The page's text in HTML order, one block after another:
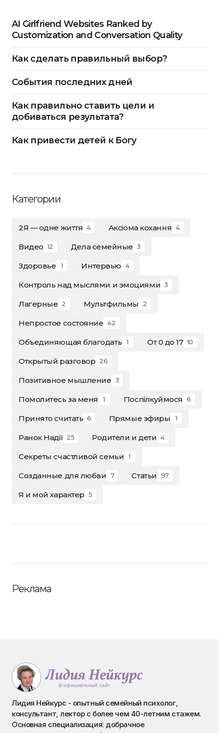
AI Girlfriend Websites Ranked by
Customization and Conversation Quality
Как сделать правильный выбор?
События последних дней
Как правильно ставить цели и
добиваться результата?
Как привести детей к Богу
Категории
2Я — одне життя 4 Аксіома кохання 4
Видео 12 Дела семейные 3
Здоровье 1 Интервью 4
Контроль над мыслями и эмоциями 3
Лагерные 2 Мультфильмы 2
Непростое состояние 42
Объединяющая благодать 1 От 0 до 17 10
Открытый разговор 26
Позитивное мышление 3
Помолитесь за меня 1 Поспілкуймося 6
Принято считать 6 Прямые эфиры 1
Ранок Надії 25 Родители и дети 4
Секреты счастливой семьи 1
Созданные для любви 7 Статьи 97
Я и мой характер 5
Реклама
Лидия Нейкурс - опытный семейный психолог,
консультант, лектор с более чем 40-летним стажем.
Основная специализация: добрачное